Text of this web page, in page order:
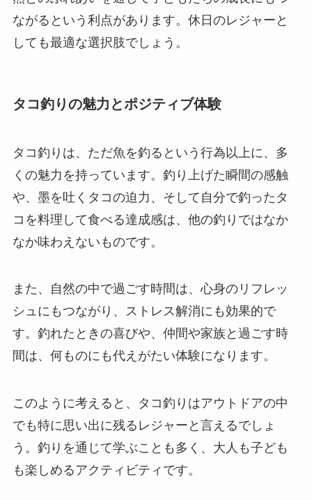
ながるという利点があります。休日のレジャーと
しても最適な選択肢でしょう。
タコ釣りの魅力とポジティブ体験
タコ釣りは、ただ魚を釣るという行為以上に、多
くの魅力を持っています。釣り上げた瞬間の感触
や、墨を吐くタコの迫力、そして自分で釣ったタ
コを料理して食べる達成感は、他の釣りではなか
なか味わえないものです。
また、自然の中で過ごす時間は、心身のリフレッ
シュにもつながり、ストレス解消にも効果的で
す。釣れたときの喜びや、仲間や家族と過ごす時
間は、何ものにも代えがたい体験になります。
このように考えると、タコ釣りはアウトドアの中
でも特に思い出に残るレジャーと言えるでしょ
う。釣りを通じて学ぶことも多く、大人も子ども
も楽しめるアクティビティです。